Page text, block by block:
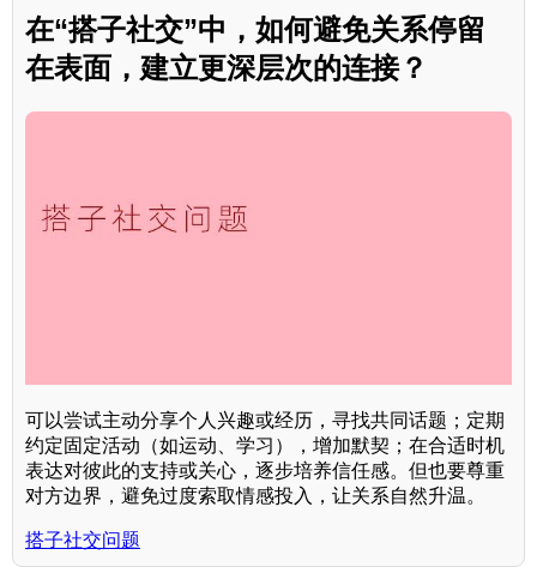
在“搭子社交”中，如何避免关系停留
在表面，建立更深层次的连接？
可以尝试主动分享个人兴趣或经历，寻找共同话题；定期
约定固定活动（如运动、学习），增加默契；在合适时机
表达对彼此的支持或关心，逐步培养信任感。但也要尊重
对方边界，避免过度索取情感投入，让关系自然升温。
搭子社交问题